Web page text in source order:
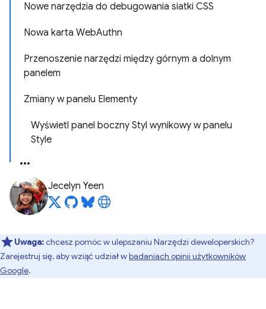
Nowe narzędzia do debugowania siatki CSS
Nowa karta WebAuthn
Przenoszenie narzędzi między górnym a dolnym
panelem
Zmiany w panelu Elementy
Wyświetl panel boczny Styl wynikowy w panelu
Style
Jecelyn Yeen
Uwaga:chcesz pomóc w ulepszaniu Narzędzi deweloperskich?
Zarejestruj się, aby wziąć udział wbadaniach opinii użytkowników
Google.